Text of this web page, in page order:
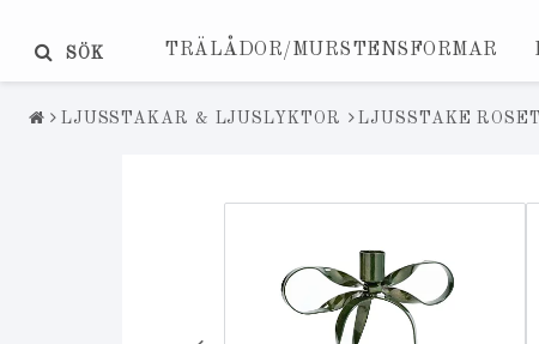
TRÄLÅDOR/MURSTENSFORMAR
SÖK
LJUSSTAKAR & LJUSLYKTOR LJUSSTAKE